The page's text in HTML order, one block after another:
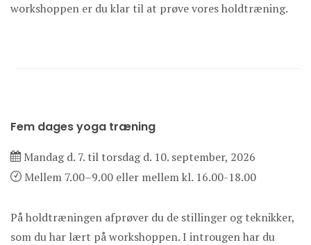
workshoppen er du klar til at prøve vores holdtræning.
Fem dages yoga træning
Mandag d. 7. til torsdag d. 10. september, 2026
Mellem 7.00–9.00 eller mellem kl. 16.00-18.00
På holdtræningen afprøver du de stillinger og teknikker,
som du har lært på workshoppen. I introugen har du